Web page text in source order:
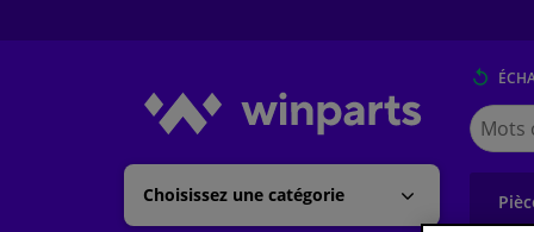
Choisissez une catégorie
Chercher